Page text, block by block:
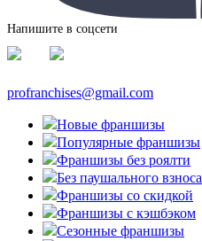
Напишите в соцсети
profranchises@gmail.com
Новые франшизы
Популярные франшизы
Франшизы без роялти
Без паушального взноса
Франшизы со скидкой
Франшизы с кэшбэком
Сезонные франшизы